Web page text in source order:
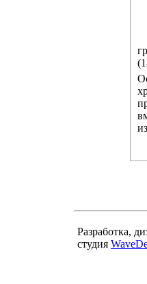
Разработка,
студия